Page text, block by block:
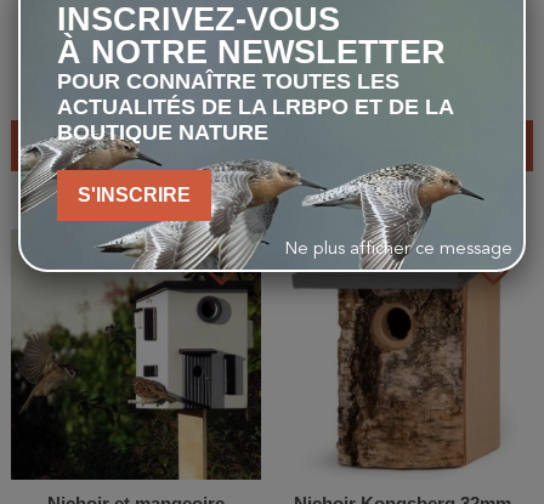
Nichoir et mangeoire
Multiholk De Stijl - Bois de
Mélèze
59,50 €
AJOUTER AU PANIER
Nichoir et mangeoire
Multiholk Maison
Colombages - Bois de
Mélèze
59,50 €
favorite_border favorite_border
INSCRIVEZ-VOUS
À NOTRE NEWSLETTER
POUR CONNAÎTRE TOUTES LES
ACTUALITÉS DE LA LRBPO ET DE LA
BOUTIQUE NATURE
S'INSCRIRE
Ne plus afficher ce message